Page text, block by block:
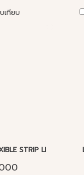
เทียบ
STRIP LIGHT